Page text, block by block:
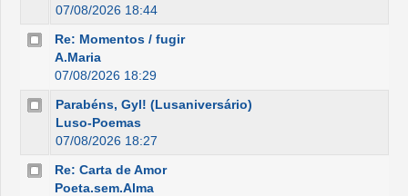
07/08/2026 18:44
Re: Momentos / fugir
A.Maria
07/08/2026 18:29
Parabéns, Gyl! (Lusaniversário)
Luso-Poemas
07/08/2026 18:27
Re: Carta de Amor
Poeta.sem.Alma